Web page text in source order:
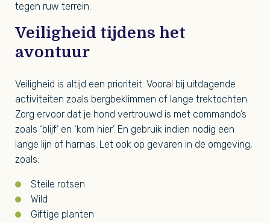
tegen ruw terrein.
Veiligheid tijdens het
avontuur
Veiligheid is altijd een prioriteit. Vooral bij uitdagende
activiteiten zoals bergbeklimmen of lange trektochten.
Zorg ervoor dat je hond vertrouwd is met commando’s
zoals ‘blijf’ en ‘kom hier’. En gebruik indien nodig een
lange lijn of harnas. Let ook op gevaren in de omgeving,
zoals:
Steile rotsen
Wild
Giftige planten